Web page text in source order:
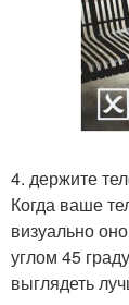
4. держите
Когда ваше
визуально
углом 45
выглядеть